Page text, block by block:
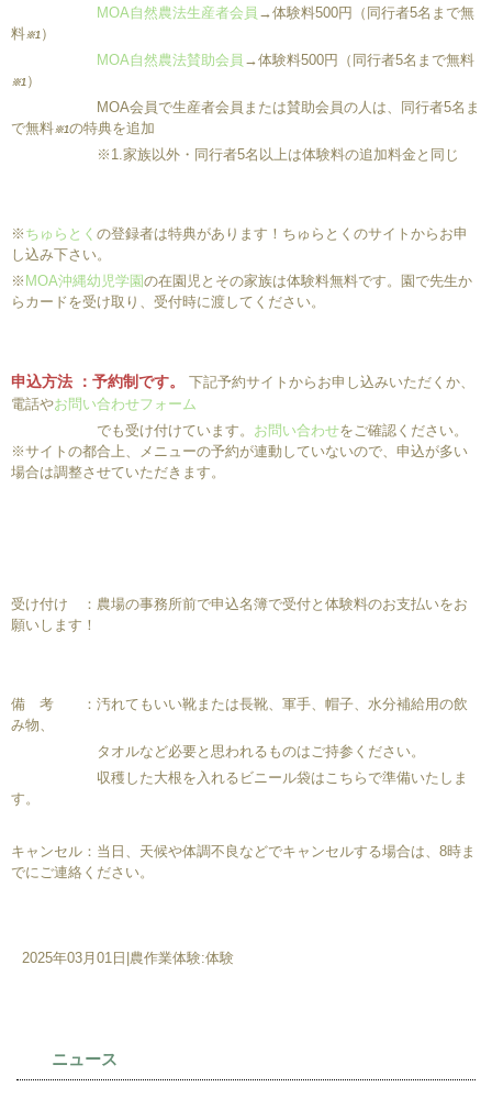
MOA自然農法生産者会員 →体験料500円（同行者5名まで無
料※1 ）
MOA自然農法賛助会員 →体験料500円（同行者5名まで無料
※1 ）
MOA会員で生産者会員または賛助会員の人は、同行者5名ま
で無料※1の特典を追加
※1.家族以外・同行者5名以上は体験料の追加料金と同じ
※ ちゅらとく の登録者は特典があります！ちゅらとくのサイトからお申
し込み下さい。
※ MOA沖縄幼児学園の在園児とその家族は体験料無料です。園で先生か
らカードを受け取り、受付時に渡してください。
申込方法 ：予約制です。
下記予約サイトからお申し込みいただくか、
電話やお問い合わせフォーム
でも受け付けています。 お問い合わせをご確認ください。
※サイトの都合上、メニューの予約が連動していないので、申込が多い
場合は調整させていただきます。
受け付け ：農場の事務所前で申込名簿で受付と体験料のお支払いをお
願いします！
備 考 ：汚れてもいい靴または長靴、軍手、帽子、水分補給用の飲
み物、
タオルなど必要と思われるものはご持参ください。
収穫した大根を入れるビニール袋はこちらで準備いたしま
す。
キャンセル：当日、天候や体調不良などでキャンセルする場合は、8時ま
でにご連絡ください。
2025年03月01日 農作業体験:体験
ニュース